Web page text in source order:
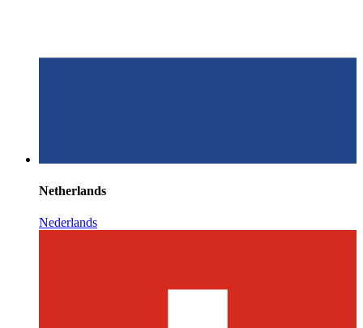
Netherlands
Nederlands